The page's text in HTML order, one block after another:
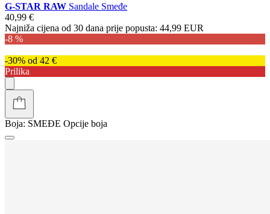
G-STAR RAW Sandale Smeđe
40,99 €
Najniža cijena od 30 dana prije popusta: 44,99 EUR
-8 %
-30% od 42 €
Prilika
Boja: SMEĐE Opcije boja